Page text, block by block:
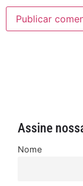
Assine
Nome